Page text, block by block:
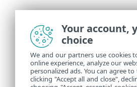
Your account,
choice
We and our partners use cookies
online experience, analyze our
personalized ads. You can agree
clicking "Accept all and close",